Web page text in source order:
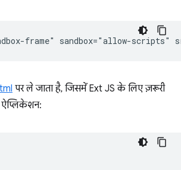
पर ले जाता है, जिसमें Ext JS के लिए ज़रूरी
ऐप्लिकेशन: